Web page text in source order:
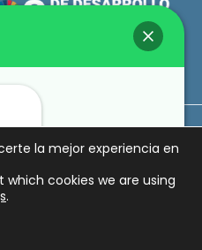
Derechos reservados.
T&C HIPAA
la mejor experiencia en
cookies we are using
.